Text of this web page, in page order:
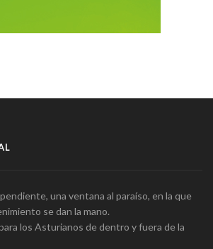
una ventana al paraíso, en la que
se dan la mano.
los Asturianos de dentro y fuera de la